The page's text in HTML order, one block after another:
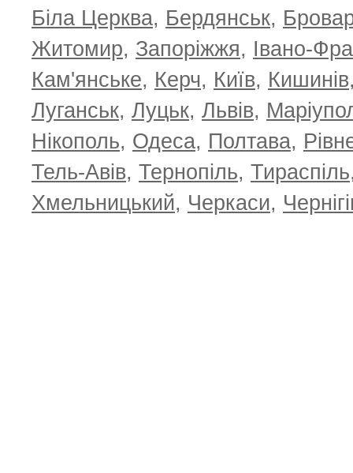
Біла Церква, Бердянськ,
Житомир, Запоріжжя, Івано-
Кам'янське, Керч, Київ, Кишинів
Луганськ, Луцьк, Львів,
Нікополь, Одеса, Полтава,
Тель-Авів, Тернопіль, Тираспіль
Хмельницький, Черкаси,